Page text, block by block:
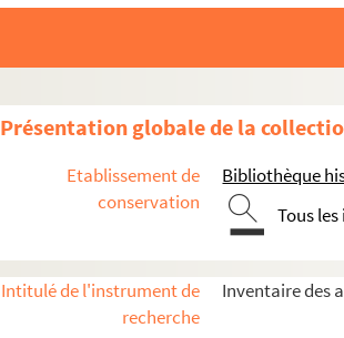
Présentation globale de la
Etablissement de
conservation
Bibliothèque
Tous
Intitulé de l'instrument de
recherche
Inventaire des
4-AFF-002759-(15). Jean la
4-AFF-002759-(17). Littoral ;
4-AFF-002759-(18).
4-AFF-002759-(20). La